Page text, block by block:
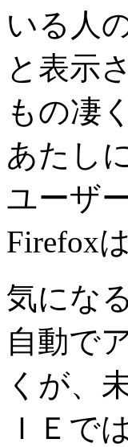
いる人
と表示
もの凄
あたし
ユーザ
Firefox
気にな
自動で
くが、
ＩＥで